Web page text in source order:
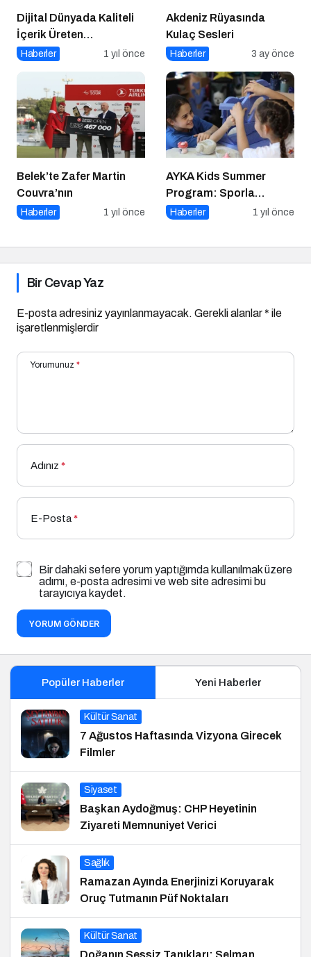
Dijital Dünyada Kaliteli
İçerik Üreten
Platformlar Neden
Haberler 1 yıl önce
Akdeniz Rüyasında
Kulaç Sesleri
Haberler 3 ay önce
Belek’te Zafer Martin
Couvra’nın
Haberler 1 yıl önce
AYKA Kids Summer
Program: Sporla
Geleceğe Yönelik Bir
Haberler 1 yıl önce
Bir Cevap Yaz
E-posta adresiniz yayınlanmayacak. Gerekli alanlar* ile
işaretlenmişlerdir
Yorumunuz *
Adınız *
E-Posta*
Bir dahaki sefere yorum yaptığımda kullanılmak üzere
adımı, e-posta adresimi ve web site adresimi bu
tarayıcıya kaydet.
YORUM GÖNDER
Popüler Haberler Yeni Haberler
Kültür Sanat
7 Ağustos Haftasında Vizyona Girecek
Filmler
Siyaset
Başkan Aydoğmuş: CHP Heyetinin
Ziyareti Memnuniyet Verici
Sağlık
Ramazan Ayında Enerjinizi Koruyarak
Oruç Tutmanın Püf Noktaları
Kültür Sanat
Doğanın Sessiz Tanıkları: Selman